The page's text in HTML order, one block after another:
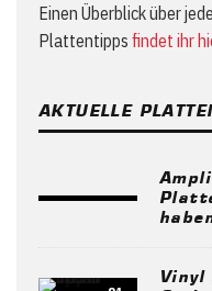
Einen Überblick über
Plattentipps findet ihr
AKTUELLE
Vinyl